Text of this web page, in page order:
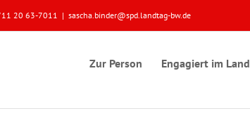
20 63-7011 | sascha.binder@spd.landtag-bw.de
Zur Person Engagiert im Land